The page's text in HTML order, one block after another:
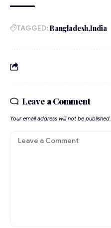
TAGGED: Bangladesh India
Leave a Comment
Your email address will not be published.